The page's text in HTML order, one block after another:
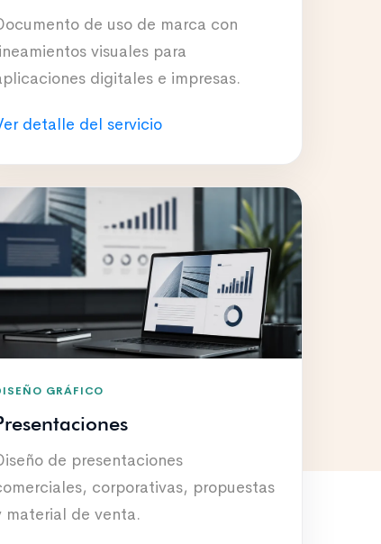
de uso de marca con
visuales para
digitales e impresas.
detalle del servicio
GRÁFICO
de presentaciones
corporativas, propuestas
material de venta.